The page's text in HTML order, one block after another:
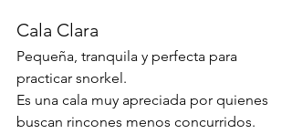
Cala Clara
Pequeña, tranquila y perfecta para
practicar snorkel.
Es una cala muy apreciada por quienes
buscan rincones menos concurridos.